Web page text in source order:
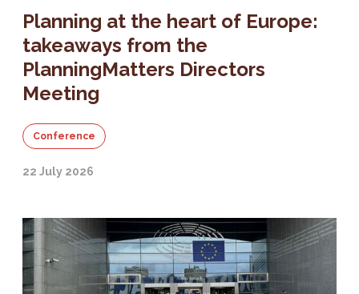
Planning at the heart of Europe:
takeaways from the
PlanningMatters Directors
Meeting
Conference
22 July 2026